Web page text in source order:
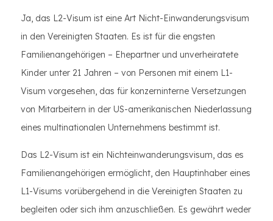
Ja, das L2-Visum ist eine Art Nicht-Einwanderungsvisum
in den Vereinigten Staaten. Es ist für die engsten
Familienangehörigen – Ehepartner und unverheiratete
Kinder unter 21 Jahren – von Personen mit einem L1-
Visum vorgesehen, das für konzerninterne Versetzungen
von Mitarbeitern in der US-amerikanischen Niederlassung
eines multinationalen Unternehmens bestimmt ist.
Das L2-Visum ist ein Nichteinwanderungsvisum, das es
Familienangehörigen ermöglicht, den Hauptinhaber eines
L1-Visums vorübergehend in die Vereinigten Staaten zu
begleiten oder sich ihm anzuschließen. Es gewährt weder